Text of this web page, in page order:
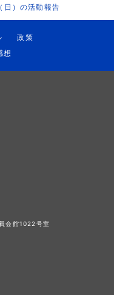
）の活動報告
政策
想
会館1022号室